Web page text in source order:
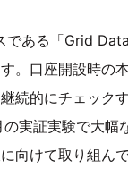
である「Grid
。口座開設時の
続的にチェック
実証実験で大幅
向けて取り組ん